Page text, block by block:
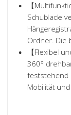
【
Schublade
Ordner. Die
【Flexibel
360°
feststehend
Mobilität